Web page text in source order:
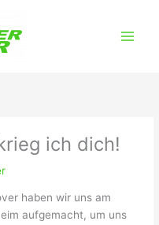
ich dich!
haben wir uns am
aufgemacht, um uns